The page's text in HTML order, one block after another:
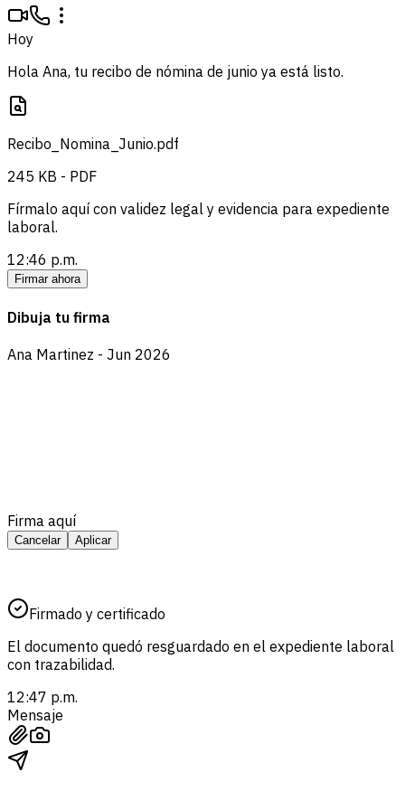
Hoy
Hola Ana, tu recibo de nómina de junio ya está listo.
Recibo_Nomina_Junio.pdf
245 KB - PDF
Fírmalo aquí con validez legal y evidencia para expediente
laboral.
12:46 p.m.
Firmar ahora
Dibuja tu firma
Ana Martinez - Jun 2026
Firma aquí
Cancelar Aplicar
Firmado y certificado
El documento quedó resguardado en el expediente laboral
con trazabilidad.
12:47 p.m.
Mensaje